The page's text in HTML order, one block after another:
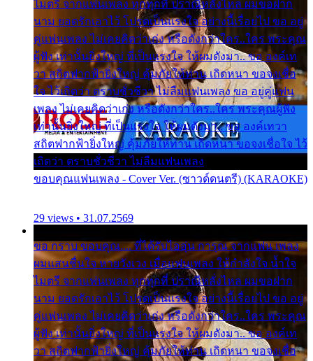
ไมตรี จากแฟนเพลง ทุกทุกที่ ปราณีหลั่งไหล ผมขอฝาก
นาม ยอดรักเอาไว้ โปรดเป็นแรงใจ อย่างนี้เรื่อยไป ขอ อยู่
คู่แฟนเพลง ไม่เคยคิดว่าเก่ง หรือดังกว่าใคร..ใคร พระคุณ
ผู้ฟัง เท่านั้นยิ่งใหญ่ ที่เป็นแรงใจ ให้ผมดังมา.. ขอ องค์เท
วา สถิตฟากฟ้ายิ่งใหญ่ คุ้มภัยให้ท่าน เถิดหนา ขอจงเชื่อ
ใจ ไว้เถิดว่า ตราบชั่วชีวา ไม่ลืมแฟนเพลง ขอ อยู่คู่แฟน
เพลง ไม่เคยคิดว่าเก่ง หรือดังกว่าใคร..ใคร พระคุณผู้ฟัง
เท่านั้นยิ่งใหญ่ ที่เป็นแรงใจ ให้ผมดังมา.. ขอ องค์เทวา
สถิตฟากฟ้ายิ่งใหญ่ คุ้มภัยให้ท่าน เถิดหนา ขอจงเชื่อใจ ไว้
เถิดว่า ตราบชั่วชีวา ไม่ลืมแฟนเพลง
ขอบคุณแฟนเพลง - Cover Ver. (ซาวด์ดนตรี) (KARAOKE)
29 views • 31.07.2569
ขอ กราบ ขอบคุณ.... ที่ได้รับไออุ่น การุณ จากแฟน เพลง
ผมแสนชื่นใจ หายวังเวง เมื่อแฟนเพลง ให้กำลังใจ น้ำใจ
ไมตรี จากแฟนเพลง ทุกทุกที่ ปราณีหลั่งไหล ผมขอฝาก
นาม ยอดรักเอาไว้ โปรดเป็นแรงใจ อย่างนี้เรื่อยไป ขอ อยู่
คู่แฟนเพลง ไม่เคยคิดว่าเก่ง หรือดังกว่าใคร..ใคร พระคุณ
ผู้ฟัง เท่านั้นยิ่งใหญ่ ที่เป็นแรงใจ ให้ผมดังมา.. ขอ องค์เท
วา สถิตฟากฟ้ายิ่งใหญ่ คุ้มภัยให้ท่าน เถิดหนา ขอจงเชื่อ